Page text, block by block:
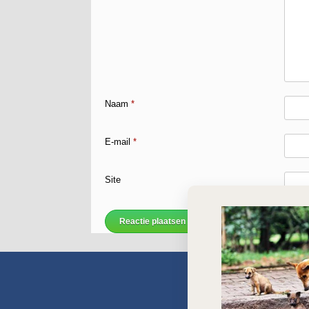
Naam *
E-mail *
Site